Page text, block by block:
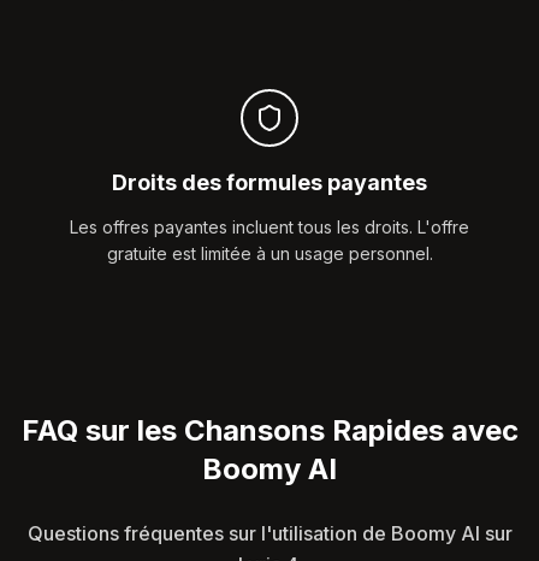
Droits des formules payantes
Les offres payantes incluent tous les droits. L'offre
gratuite est limitée à un usage personnel.
FAQ sur les Chansons Rapides avec
Boomy AI
Questions fréquentes sur l'utilisation de Boomy AI sur